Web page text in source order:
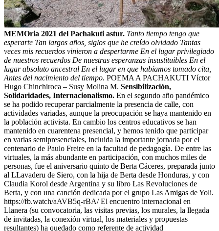
MEMOria 2021 del Pachakuti astur. Tanto tiempo tengo que
esperarte Tan largos años, siglos que he creído olvidado Tantas
veces mis recuerdos vinieron a despertarme En el lugar privilegiado
de nuestros recuerdos De nuestras esperanzas insustituibles En el
lugar absoluto ancestral En el lugar en que habíamos tomado cita,
Antes del nacimiento del tiempo. POEMA A PACHAKUTI Víctor
Hugo Chinchiroca – Susy Molina M. Sensibilización,
Solidaridades, Internacionalismo. En el segundo año pandémico
se ha podido recuperar parcialmente la presencia de calle, con
actividades variadas, aunque la preocupación se haya mantenido en
la población activista. En cambio los centros educativos se han
mantenido en cuarentena presencial, y hemos tenido que participar
en varias semipresenciales, incluida la importante jornada por el
centenario de Paulo Freire en la facultad de pedagogía. De entre las
virtuales, la más abundante en participación, con muchos miles de
personas, fue el aniversario quinto de Berta Cáceres, preparada junto
al LLavaderu de Siero, con la hija de Berta desde Honduras, y con
Claudia Korol desde Argentina y su libro Las Revoluciones de
Berta, y con una canción dedicada por el grupo Las Amigas de Yoli.
https://fb.watch/aAVB5q-rBA/ El encuentro internacional en
Llanera (su convocatoria, las visitas previas, los murales, la llegada
de invitadas, la conexión virtual, los materiales y propuestas
resultantes) ha quedado como referente de actividad